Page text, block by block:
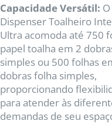
Capacidade Versátil: O
Dispenser Toalheiro
Ultra acomoda até 750
papel toalha em 2
simples ou 500 folhas
dobras folha simples,
proporcionando
para atender às
demandas de seu